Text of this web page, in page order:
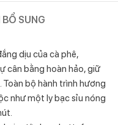
SUNG
dịu của cà phê,
cân bằng hoàn hảo, giữ
bộ hành trình hương
như một ly bạc sỉu nóng